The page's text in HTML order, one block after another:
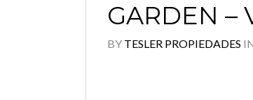
GARDEN –
BY TESLER PROPIEDADES